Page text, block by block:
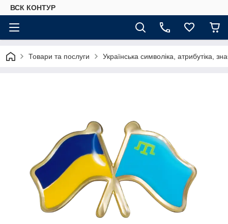
ВСК КОНТУР
Товари та послуги Українська символіка, атрибутіка,